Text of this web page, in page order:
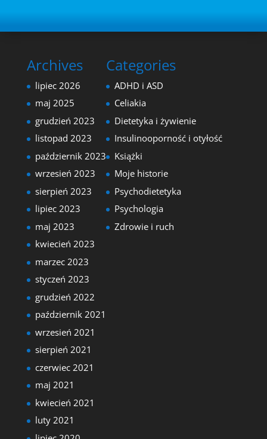
Archives
lipiec 2026
maj 2025
grudzień 2023
listopad 2023
październik 2023
wrzesień 2023
sierpień 2023
lipiec 2023
maj 2023
kwiecień 2023
marzec 2023
styczeń 2023
grudzień 2022
październik 2021
wrzesień 2021
sierpień 2021
czerwiec 2021
maj 2021
kwiecień 2021
luty 2021
Categories
ADHD i ASD
Celiakia
Dietetyka i żywienie
Insulinooporność i otyłość
Książki
Moje historie
Psychodietetyka
Psychologia
Zdrowie i ruch